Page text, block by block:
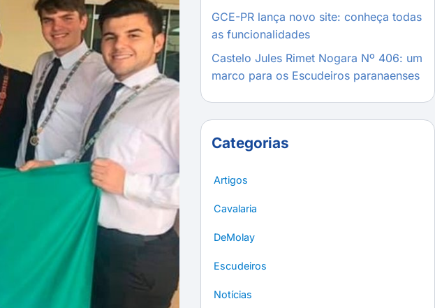
GCE-PR lança novo site: conheça todas
as funcionalidades
Castelo Jules Rimet Nogara Nº 406: um
marco para os Escudeiros paranaenses
Categorias
Artigos
Cavalaria
DeMolay
Escudeiros
Notícias